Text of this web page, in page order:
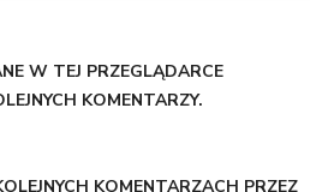
W TEJ PRZEGLĄDARCE
KOMENTARZY.
KOMENTARZACH PRZEZ